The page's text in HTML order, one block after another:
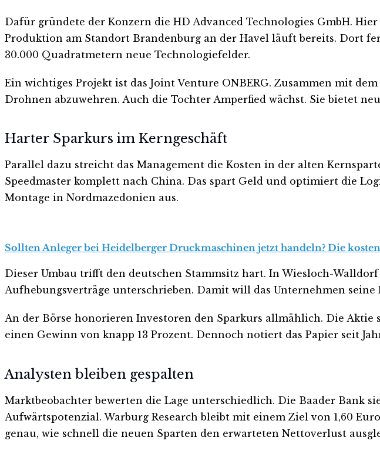
Dafür gründete der Konzern die HD Advanced Technologies GmbH.
Produktion am Standort Brandenburg an der Havel läuft bereits. Dort
30.000 Quadratmetern neue Technologiefelder.
Ein wichtiges Projekt ist das Joint Venture ONBERG. Zusammen mit
Drohnen abzuwehren. Auch die Tochter Amperfied wächst. Sie bietet
Harter Sparkurs im Kerngeschäft
Parallel dazu streicht das Management die Kosten in der alten
Speedmaster komplett nach China. Das spart Geld und optimiert die
Montage in Nordmazedonien aus.
Sollten Anleger bei Heidelberger Druckmaschinen jetzt handeln? Die
Dieser Umbau trifft den deutschen Stammsitz hart. In Wiesloch-
Aufhebungsverträge unterschrieben. Damit will das Unternehmen seine
An der Börse honorieren Investoren den Sparkurs allmählich. Die Aktie
einen Gewinn von knapp 13 Prozent. Dennoch notiert das Papier seit
Analysten bleiben gespalten
Marktbeobachter bewerten die Lage unterschiedlich. Die Baader Bank
Aufwärtspotenzial. Warburg Research bleibt mit einem Ziel von 1,60
genau, wie schnell die neuen Sparten den erwarteten Nettoverlust